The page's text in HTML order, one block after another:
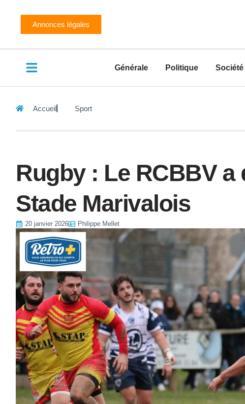
Annonces légales
Générale Politique Société
Accueil Sport
Rugby : Le RCBBV a
Stade Marivalois
20 janvier 2026 Philippe Mellet